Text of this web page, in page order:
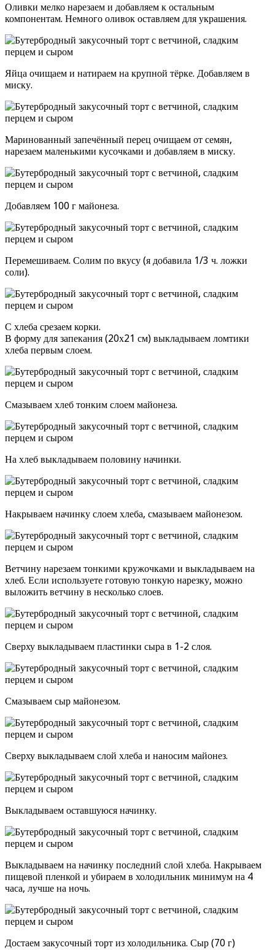
Оливки мелко нарезаем и добавляем к остальным
компонентам. Немного оливок оставляем для украшения.
Яйца очищаем и натираем на крупной тёрке. Добавляем в
миску.
Маринованный запечённый перец очищаем от семян,
нарезаем маленькими кусочками и добавляем в миску.
Добавляем 100 г майонеза.
Перемешиваем. Солим по вкусу (я добавила 1/3 ч. ложки
соли).
С хлеба срезаем корки.
В форму для запекания (20х21 см) выкладываем ломтики
хлеба первым слоем.
Смазываем хлеб тонким слоем майонеза.
На хлеб выкладываем половину начинки.
Накрываем начинку слоем хлеба, смазываем майонезом.
Ветчину нарезаем тонкими кружочками и выкладываем на
хлеб. Если используете готовую тонкую нарезку, можно
выложить ветчину в несколько слоев.
Сверху выкладываем пластинки сыра в 1-2 слоя.
Смазываем сыр майонезом.
Сверху выкладываем слой хлеба и наносим майонез.
Выкладываем оставшуюся начинку.
Выкладываем на начинку последний слой хлеба. Накрываем
пищевой пленкой и убираем в холодильник минимум на 4
часа, лучше на ночь.
Достаем закусочный торт из холодильника. Сыр (70 г)